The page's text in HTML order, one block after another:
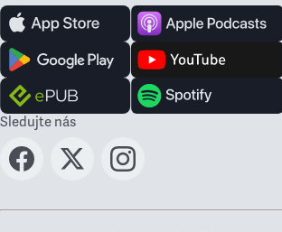
Sledujte nás